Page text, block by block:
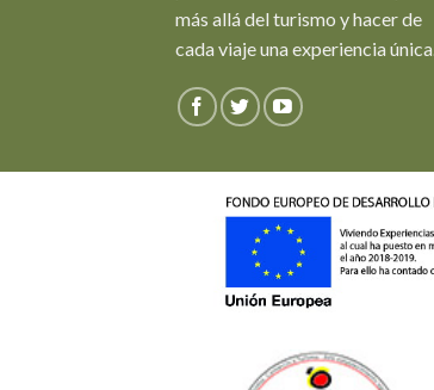
más allá del turismo y hacer de
cada viaje una experiencia única.